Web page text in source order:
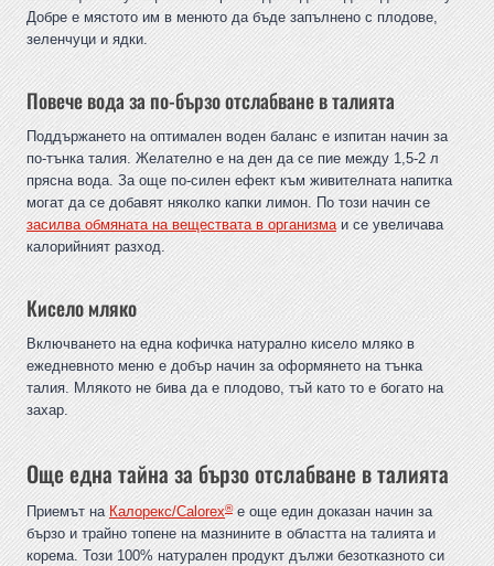
Добре е мястото им в менюто да бъде запълнено с плодове,
зеленчуци и ядки.
Повече вода за по-бързо отслабване в талията
Поддържането на оптимален воден баланс е изпитан начин за
по-тънка талия. Желателно е на ден да се пие между 1,5-2 л
прясна вода. За още по-силен ефект към живителната напитка
могат да се добавят няколко капки лимон. По този начин се
засилва обмяната на веществата в организмаи се увеличава
калорийният разход.
Кисело мляко
Включването на една кофичка натурално кисело мляко в
ежедневното меню е добър начин за оформянето на тънка
талия. Млякото не бива да е плодово, тъй като то е богато на
захар.
Още една тайна за бързо отслабване в талията
Приемът наКалорекс/Calorex®е още един доказан начин за
бързо и трайно топене на мазнините в областта на талията и
корема. Този 100% натурален продукт дължи безотказното си